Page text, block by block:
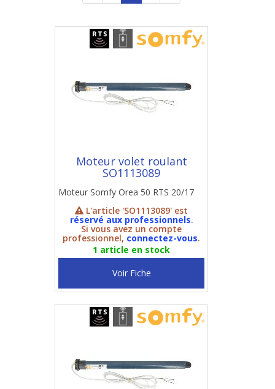
Moteur volet roulant
SO1113089
Moteur Somfy Orea 50 RTS 20/17
L'article 'SO1113089' est
réservé aux professionnels.
Si vous avez un compte
professionnel, connectez-vous.
1 article en stock
Voir Fiche